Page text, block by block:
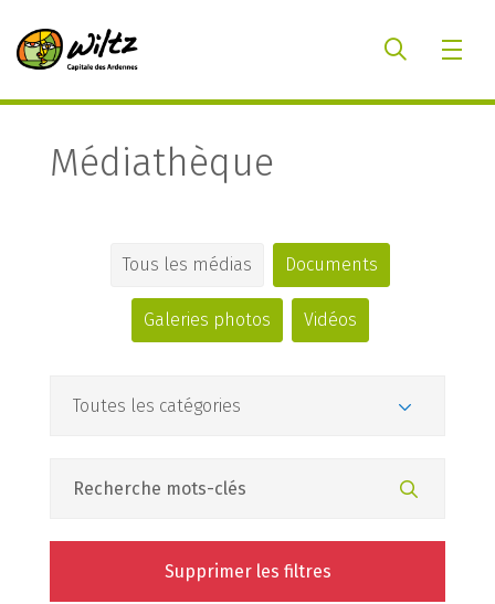
Médiathèque
Tous les médias Documents
Galeries photos Vidéos
Supprimer les filtres